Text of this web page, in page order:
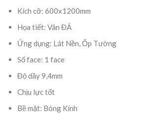
Kích cỡ: 600x1200mm
Họa tiết: Vân ĐÁ
Ứng dụng: Lát Nền, Ốp Tường
Số face: 1 face
Độ dầy 9,4mm
Chịu lực tốt
Bề mặt: Bóng Kính